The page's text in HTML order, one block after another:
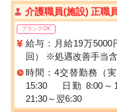
介護職員(施設) 正職
ブランクOK
給与：月給19万
回） ※処遇改善手当
時間：4交替勤務（
15:30 日勤 8:00～
21:30～翌6:30